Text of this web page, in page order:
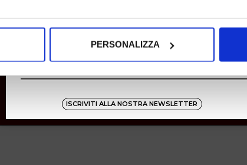
anche:
scansionandolo attivamente alla ricerca di
elaborati i tuoi dati personali e imposta le tue preferenze
PERSONALIZZA
ISCRIVITI ALLA NOSTRA NEWSLETTER